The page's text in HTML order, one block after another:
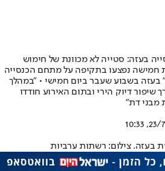
בעזה: סטייה לא מכוונת של חימוש
חמישה נפצעו בתקיפה על מתחם הכנסייה
בשבוע שעבר ביום חמישי • "במהלך
שיפור דיוק הירי ובתום האירוע חודדו
מבני דת"
23/7/
בעזה. צילום: רשתות ערביות